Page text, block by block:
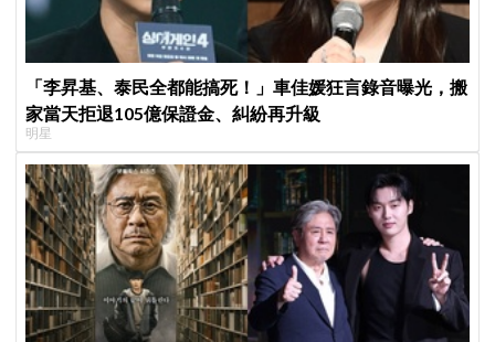
「李昇基、泰民全都能搞死！」車佳媛狂言錄音曝光，搬
家當天拒退105億保證金、糾紛再升級
明星